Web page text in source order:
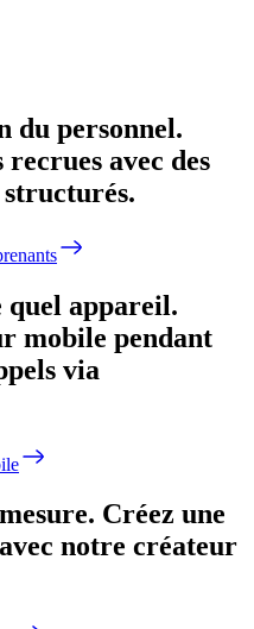
du personnel.
avec des
quel appareil.
mobile pendant
via
Créez une
notre créateur